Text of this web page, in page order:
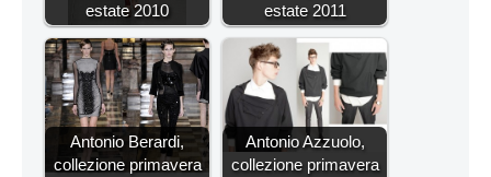
estate 2010
estate 2011
Antonio Berardi,
collezione primavera
Antonio Azzuolo,
collezione primavera